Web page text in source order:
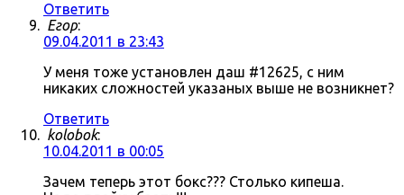
Ответить
Егор:
09.04.2011 в 23:43
У меня тоже установлен даш #12625, с ним
никаких сложностей указаных выше не возникнет?
Ответить
kolobok:
10.04.2011 в 00:05
Зачем теперь этот бокс??? Столько кипеша.